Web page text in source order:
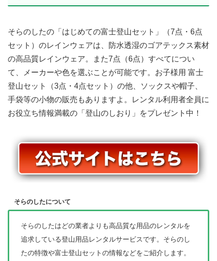
そらのしたの「はじめての富士登山セット」（7点・6点
セット）のレインウェアは、防水透湿のゴアテックス素材
の高品質レインウェア。また7点（6点）すべてについ
て、メーカーや色を選ぶことが可能です。お子様用 富士
登山セット（3点・4点セット）の他、ソックスや帽子、
手袋等の小物の販売もありますよ。レンタル利用者全員に
お役立ち情報満載の「登山のしおり」をプレゼント中！
そらのしたについて
そらのしたはどの業者よりも高品質な用品のレンタルを
追求している登山用品レンタルサービスです。そらのし
たの特徴や富士登山セットの情報などをご紹介します。